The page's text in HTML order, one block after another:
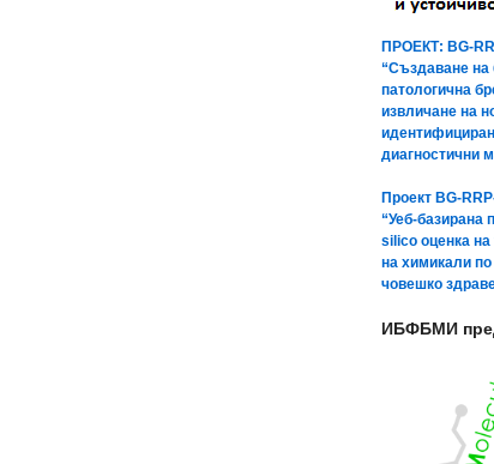
ПРОЕКТ: BG-
“Създаване на
патологична
извличане на
диагностични
Проект BG-
“Уеб-базирана
silico оценка
на химикали
човешко
ИБФБМИ